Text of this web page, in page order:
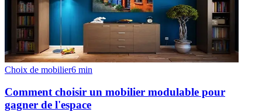
Choix de mobilier6 min
Comment choisir un mobilier modulable pour
gagner de l'espace